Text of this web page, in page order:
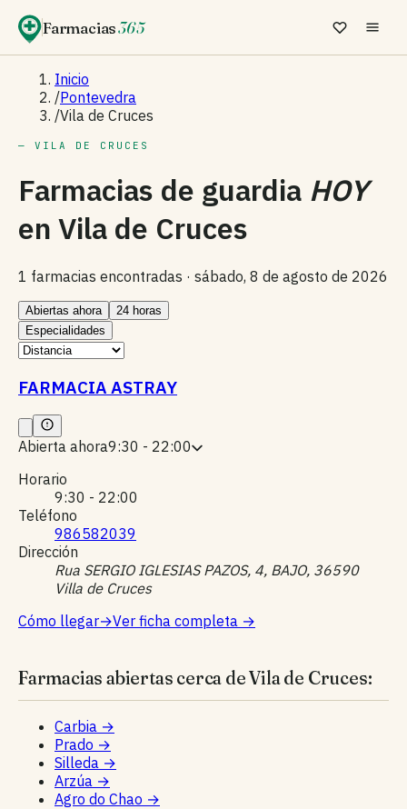
Farmacias365
Inicio
/Pontevedra
/Vila de Cruces
— VILA DE CRUCES
Farmacias de guardia HOY
en Vila de Cruces
1 farmacias encontradas · sábado, 8 de agosto de 2026
Abiertas ahora
24 horas
Especialidades
FARMACIA ASTRAY
Abierta ahora9:30 - 22:00
Horario
9:30 - 22:00
Teléfono
986582039
Dirección
Rua SERGIO IGLESIAS PAZOS, 4, BAJO, 36590
Villa de Cruces
Cómo llegar→Ver ficha completa →
Farmacias abiertas cerca de Vila de Cruces:
Carbia →
Prado →
Silleda →
Arzúa →
Agro do Chao →